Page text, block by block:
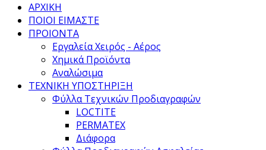
ΑΡΧΙΚΗ
ΠΟΙΟΙ ΕΙΜΑΣΤΕ
ΠΡΟΙΟΝΤΑ
Εργαλεία Χειρός - Αέρος
Χημικά Προϊόντα
Αναλώσιμα
ΤΕΧΝΙΚΗ ΥΠΟΣΤΗΡΙΞΗ
Φύλλα Τεχνικών Προδιαγραφών
LOCTITE
PERMATEX
Διάφορα